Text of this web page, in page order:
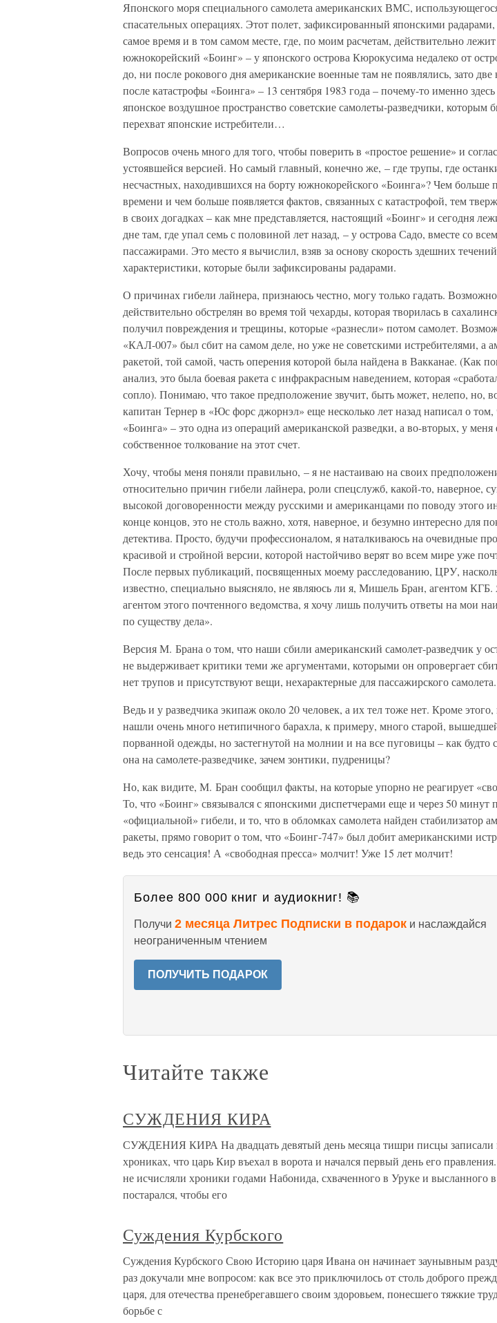
Японского моря специального самолета американских ВМС,
спасательных операциях. Этот полет, зафиксированный японскими радарами,
самое время и в том самом месте, где, по моим расчетам, действительно лежит
южнокорейский «Боинг» – у японского острова Кюрокусима недалеко от
до, ни после рокового дня американские военные там не появлялись, зато две
после катастрофы «Боинга» – 13 сентября 1983 года – почему-то именно
японское воздушное пространство советские самолеты-разведчики, которым
перехват японские истребители…
Вопросов очень много для того, чтобы поверить в «простое решение» и
устоявшейся версией. Но самый главный, конечно же, – где трупы, где
несчастных, находившихся на борту южнокорейского «Боинга»? Чем больше
времени и чем больше появляется фактов, связанных с катастрофой, тем
в своих догадках – как мне представляется, настоящий «Боинг» и сегодня
дне там, где упал семь с половиной лет назад, – у острова Садо, вместе со
пассажирами. Это место я вычислил, взяв за основу скорость здешних
характеристики, которые были зафиксированы радарами.
О причинах гибели лайнера, признаюсь честно, могу только гадать.
действительно обстрелян во время той чехарды, которая творилась в
получил повреждения и трещины, которые «разнесли» потом самолет.
«КАЛ-007» был сбит на самом деле, но уже не советскими истребителями, а
ракетой, той самой, часть оперения которой была найдена в Вакканае. (Как
анализ, это была боевая ракета с инфракрасным наведением, которая
сопло). Понимаю, что такое предположение звучит, быть может, нелепо, но,
капитан Тернер в «Юс форс джорнэл» еще несколько лет назад написал о том,
«Боинга» – это одна из операций американской разведки, а во-вторых, у меня
собственное толкование на этот счет.
Хочу, чтобы меня поняли правильно, – я не настаиваю на своих
относительно причин гибели лайнера, роли спецслужб, какой-то, наверное,
высокой договоренности между русскими и американцами по поводу этого
конце концов, это не столь важно, хотя, наверное, и безумно интересно для
детектива. Просто, будучи профессионалом, я наталкиваюсь на очевидные
красивой и стройной версии, которой настойчиво верят во всем мире уже
После первых публикаций, посвященных моему расследованию, ЦРУ,
известно, специально выясняло, не являюсь ли я, Мишель Бран, агентом
агентом этого почтенного ведомства, я хочу лишь получить ответы на мои
по существу дела».
Версия М. Брана о том, что наши сбили американский самолет-разведчик у
не выдерживает критики теми же аргументами, которыми он опровергает
нет трупов и присутствуют вещи, нехарактерные для пассажирского самолета.
Ведь и у разведчика экипаж около 20 человек, а их тел тоже нет. Кроме
нашли очень много нетипичного барахла, к примеру, много старой,
порванной одежды, но застегнутой на молнии и на все пуговицы – как будто
она на самолете-разведчике, зачем зонтики, пудреницы?
Но, как видите, М. Бран сообщил факты, на которые упорно не реагирует
То, что «Боинг» связывался с японскими диспетчерами еще и через 50 минут
«официальной» гибели, и то, что в обломках самолета найден стабилизатор
ракеты, прямо говорит о том, что «Боинг-747» был добит американскими
ведь это сенсация! А «свободная пресса» молчит! Уже 15 лет молчит!
Более 800 000 книг и аудиокниг! 📚
Получи 2 месяца Литрес Подписки в подарок и наслаждайся
неограниченным чтением
ПОЛУЧИТЬ ПОДАРОК
Читайте также
СУЖДЕНИЯ КИРА
СУЖДЕНИЯ КИРА На двадцать девятый день месяца тишри писцы записали
хрониках, что царь Кир въехал в ворота и начался первый день его
не исчисляли хроники годами Набонида, схваченного в Уруке и высланного
постарался, чтобы его
Суждения Курбского
Суждения Курбского Свою Историю царя Ивана он начинает заунывным
раз докучали мне вопросом: как все это приключилось от столь доброго
царя, для отечества пренебрегавшего своим здоровьем, понесшего тяжкие
борьбе с